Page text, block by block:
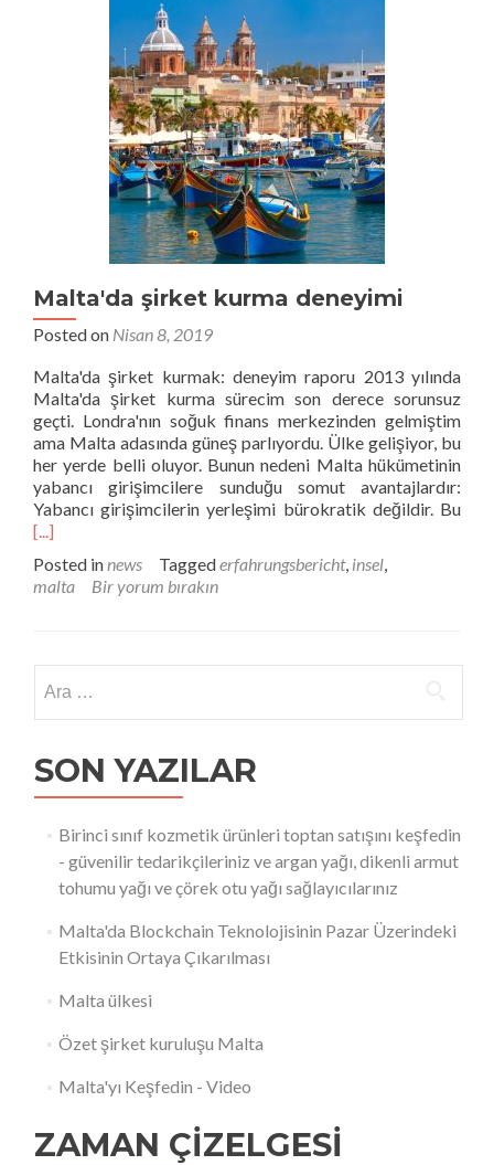
Malta'da şirket kurma deneyimi
Posted on Nisan 8, 2019
Malta'da şirket kurmak: deneyim raporu 2013 yılında
Malta'da şirket kurma sürecim son derece sorunsuz
geçti. Londra'nın soğuk finans merkezinden gelmiştim
ama Malta adasında güneş parlıyordu. Ülke gelişiyor, bu
her yerde belli oluyor. Bunun nedeni Malta hükümetinin
yabancı girişimcilere sunduğu somut avantajlardır:
Yabancı girişimcilerin yerleşimi bürokratik değildir. Bu
[...]
Posted innews Taggederfahrungsbericht, insel,
malta
Bir yorum bırakın
SON YAZILAR
Birinci sınıf kozmetik ürünleri toptan satışını keşfedin
- güvenilir tedarikçileriniz ve argan yağı, dikenli armut
tohumu yağı ve çörek otu yağı sağlayıcılarınız
Malta'da Blockchain Teknolojisinin Pazar Üzerindeki
Etkisinin Ortaya Çıkarılması
Malta ülkesi
Özet şirket kuruluşu Malta
Malta'yı Keşfedin - Video
ZAMAN ÇIZELGESI